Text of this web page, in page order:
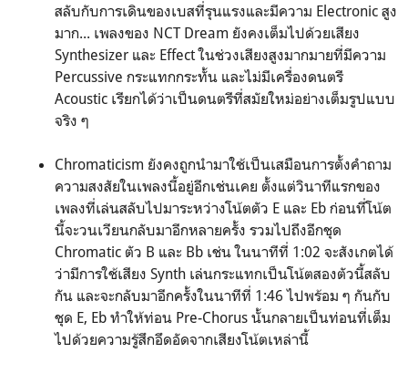
สลับกับการเดินของเบสที่รุนแรงและมีความ Electronic สูง
มาก... เพลงของ NCT Dream ยังคงเต็มไปด้วยเสียง
Synthesizer และ Effect ในช่วงเสียงสูงมากมายที่มีความ
Percussive กระแทกกระทั้น และไม่มีเครื่องดนตรี
Acoustic เรียกได้ว่าเป็นดนตรีที่สมัยใหม่อย่างเต็มรูปแบบ
จริง ๆ
Chromaticism ยังคงถูกนำมาใช้เป็นเสมือนการตั้งคำถาม
ความสงสัยในเพลงนี้อยู่อีกเช่นเคย ตั้งแต่วินาทีแรกของ
เพลงที่เล่นสลับไปมาระหว่างโน้ตตัว E และ Eb ก่อนที่โน้ต
นี้จะวนเวียนกลับมาอีกหลายครั้ง รวมไปถึงอีกชุด
Chromatic ตัว B และ Bb เช่น ในนาทีที่ 1:02 จะสังเกตได้
ว่ามีการใช้เสียง Synth เล่นกระแทกเป็นโน้ตสองตัวนี้สลับ
กัน และจะกลับมาอีกครั้งในนาทีที่ 1:46 ไปพร้อม ๆ กันกับ
ชุด E, Eb ทำให้ท่อน Pre-Chorus นั้นกลายเป็นท่อนที่เต็ม
ไปด้วยความรู้สึกอึดอัดจากเสียงโน้ตเหล่านี้